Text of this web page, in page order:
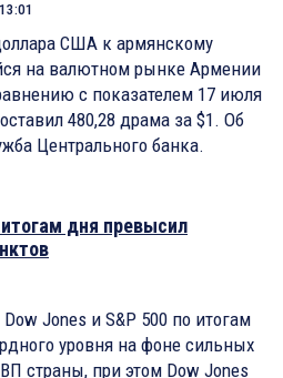
США к армянскому
на валютном рынке Армении
с показателем 17 июля
480,28 драма за $1. Об
Центрального банка.
дня превысил
Jones и S&P 500 по итогам
уровня на фоне сильных
страны, при этом Dow Jones